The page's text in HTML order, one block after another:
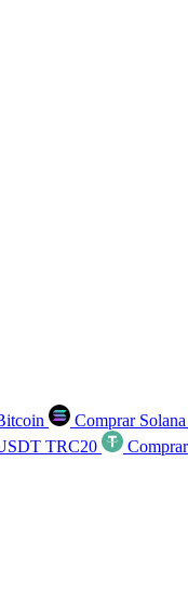
Comprar Solana
TRC20